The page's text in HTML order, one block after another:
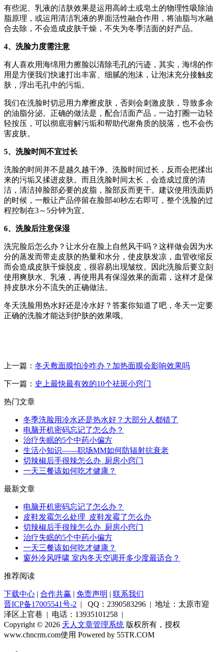
有些泥、乳液的洁肤效果是运用高岭土或皂土的物理性吸除油
脂原理，或运用清洁乳液的界面活性融合作用，将油脂与水融
合去除，不会造成皮肤干燥，不失为冬季洁面的好产品。
4、洗脸力度需注意
有人喜欢用海绵用力擦脸以清除毛孔的污迹，其实，海绵的作
用是方便我们快速打出丰富、细腻的泡沫，让泡沫充分接触皮
肤，浮出毛孔中的污垢。
我们在洗脸时切忌用力摩擦皮肤，否则会刺激皮肤，导致多余
的油脂分泌。正确的做法是，配合洁面产品，一边打圈一边轻
轻按压，可以彻底溶解污垢和帮助代谢角质的脱落，也不会伤
害皮肤。
5、洗脸时间不宜过长
洗脸的时间并不是越久越干净。洗脸时间过长，反而会把揉出
来的污垢又揉进皮肤。而且洗脸时间太长，会造成过度的清
洁，清洁掉脸部必要的皮脂，脸部反而更干。建议使用洗面奶
的时候，一般让产品停留在脸部40秒左右即可，整个洗脸的过
程控制在3～5分钟为宜。
6、洗脸后注意保湿
洗完脸后怎么办？让水分在脸上自然风干吗？这样做会因为水
分的蒸发而带走皮肤的热量和水分，使皮肤发凉，血管收缩反
而会造成皮肤干燥脱皮，很容易出现皱纹。因此洗脸后要立刻
使用爽肤水、乳液，再使用具有保湿效果的面霜，这样才是保
持皮肤水分不流失的正确做法。
冬天洗脸用热水好还是冷水好？答案你知道了吧，冬天一定要
正确的洗脸才能达到护肤的效果哦。
上一篇： 冬天敷面膜怕冷咋办？加热面膜会影响效果吗
下一篇： 史上最快最有效的10个祛斑小窍门
热门文章
冬季洗脸用冷水还是热水好？大部分人都错了
电脑开机密码忘记了怎么办？
治疗失眠的5个中药小偏方
生活小知识——职场MM如何防辐射抗衰老
切辣椒后手很辣怎么办_厨房小窍门
一天三餐该如何吃才健康？
最新文章
电脑开机密码忘记了怎么办？
皮鞋发霉怎么处理_皮鞋发霉了怎么办
切辣椒后手很辣怎么办_厨房小窍门
治疗失眠的5个中药小偏方
一天三餐该如何吃才健康？
窗外冷风呼啸 室内冬天空调开多少度最适合？
推荐阅读
下载中心 | 合作共赢 | 免责声明 | 联系我们
晋ICP备17005541号-2 | QQ：2390583296 | 地址：太原市迎
泽区上官巷 | 电话：13935101258 |
Copyright © 2026 天人文章管理系统 版权所有，授权
www.chncrm.com使用 Powered by 55TR.COM